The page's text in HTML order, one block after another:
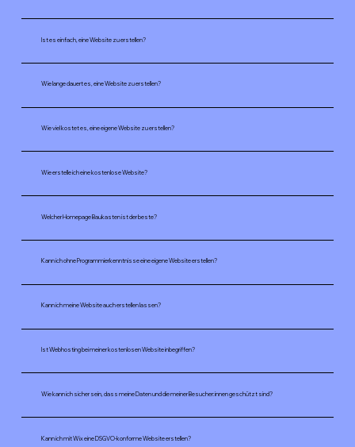
Ist es einfach, eine Website zu erstellen?
Wie lange dauert es, eine Website zu erstellen?
Wie viel kostet es, eine eigene Website zu erstellen?
Wie erstelle ich eine kostenlose Website?
Welcher Homepage Baukasten ist der beste?
Kann ich ohne Programmierkenntnisse eine eigene Website erstellen?
Kann ich meine Website auch erstellen lassen?
Ist Webhosting bei meiner kostenlosen Website inbegriffen?
Wie kann ich sicher sein, dass meine Daten und die meiner Besucher:innen geschützt sind?
Kann ich mit Wix eine DSGVO-konforme Website erstellen?